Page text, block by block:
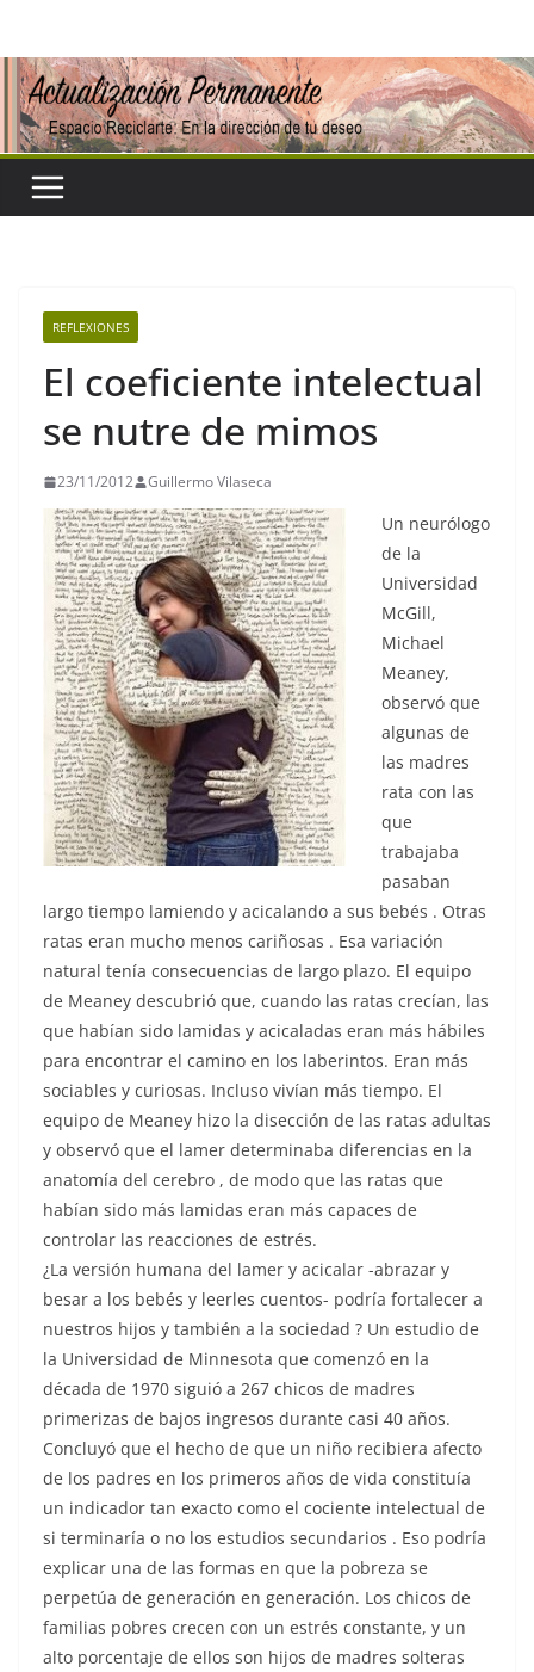
contenido
REFLEXIONES
El coeficiente intelectual
se nutre de mimos
23/11/2012 Guillermo Vilaseca
Un neurólogo
de la
Universidad
McGill,
Michael
Meaney,
observó que
algunas de
las madres
rata con las
que
trabajaba
pasaban
largo tiempo lamiendo y acicalando a sus bebés . Otras
ratas eran mucho menos cariñosas . Esa variación
natural tenía consecuencias de largo plazo. El equipo
de Meaney descubrió que, cuando las ratas crecían, las
que habían sido lamidas y acicaladas eran más hábiles
para encontrar el camino en los laberintos. Eran más
sociables y curiosas. Incluso vivían más tiempo. El
equipo de Meaney hizo la disección de las ratas adultas
y observó que el lamer determinaba diferencias en la
anatomía del cerebro , de modo que las ratas que
habían sido más lamidas eran más capaces de
controlar las reacciones de estrés.
¿La versión humana del lamer y acicalar -abrazar y
besar a los bebés y leerles cuentos- podría fortalecer a
nuestros hijos y también a la sociedad ? Un estudio de
la Universidad de Minnesota que comenzó en la
década de 1970 siguió a 267 chicos de madres
primerizas de bajos ingresos durante casi 40 años.
Concluyó que el hecho de que un niño recibiera afecto
de los padres en los primeros años de vida constituía
un indicador tan exacto como el cociente intelectual de
si terminaría o no los estudios secundarios . Eso podría
explicar una de las formas en que la pobreza se
perpetúa de generación en generación. Los chicos de
familias pobres crecen con un estrés constante, y un
alto porcentaje de ellos son hijos de madres solteras